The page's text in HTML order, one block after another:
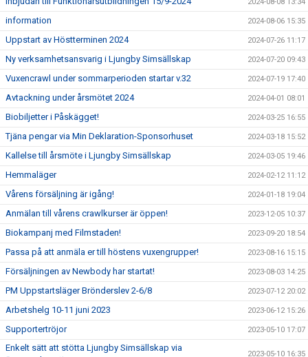
information 2024-08-06 15:35
Uppstart av Höstterminen 2024 2024-07-26 11:17
Ny verksamhetsansvarig i Ljungby Simsällskap 2024-07-20 09:43
Vuxencrawl under sommarperioden startar v.32 2024-07-19 17:40
Avtackning under årsmötet 2024 2024-04-01 08:01
Biobiljetter i Påskägget! 2024-03-25 16:55
Tjäna pengar via Min Deklaration-Sponsorhuset 2024-03-18 15:52
Kallelse till årsmöte i Ljungby Simsällskap 2024-03-05 19:46
Hemmaläger 2024-02-12 11:12
Vårens försäljning är igång! 2024-01-18 19:04
Anmälan till vårens crawlkurser är öppen! 2023-12-05 10:37
Biokampanj med Filmstaden! 2023-09-20 18:54
Passa på att anmäla er till höstens vuxengrupper! 2023-08-16 15:15
Försäljningen av Newbody har startat! 2023-08-03 14:25
PM Uppstartsläger Brönderslev 2-6/8 2023-07-12 20:02
Arbetshelg 10-11 juni 2023 2023-06-12 15:26
Supportertröjor 2023-05-10 17:07
Enkelt sätt att stötta Ljungby Simsällskap via
2023-05-10 16:35